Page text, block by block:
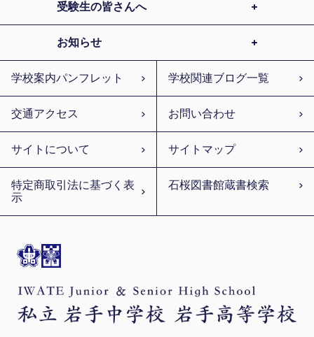
受験生の皆さんへ
お知らせ
学校案内パンフレット 学校関連ブログ一覧
交通アクセス お問い合わせ
サイトについて サイトマップ
特定商取引法に基づく表
示
石桜図書館蔵書検索